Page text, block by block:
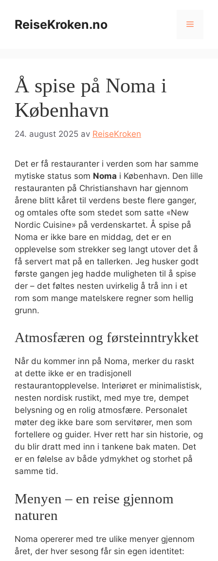
innholdReiseKroken.no Meny
Å spise på Noma i
København
24. august 2025 av ReiseKroken
Det er få restauranter i verden som har samme
mytiske status som Noma i København. Den lille
restauranten på Christianshavn har gjennom
årene blitt kåret til verdens beste flere ganger,
og omtales ofte som stedet som satte «New
Nordic Cuisine» på verdenskartet. Å spise på
Noma er ikke bare en middag, det er en
opplevelse som strekker seg langt utover det å
få servert mat på en tallerken. Jeg husker godt
første gangen jeg hadde muligheten til å spise
der – det føltes nesten uvirkelig å trå inn i et
rom som mange matelskere regner som hellig
grunn.
Atmosfæren og førsteinntrykket
Når du kommer inn på Noma, merker du raskt
at dette ikke er en tradisjonell
restaurantopplevelse. Interiøret er minimalistisk,
nesten nordisk rustikt, med mye tre, dempet
belysning og en rolig atmosfære. Personalet
møter deg ikke bare som servitører, men som
fortellere og guider. Hver rett har sin historie, og
du blir dratt med inn i tankene bak maten. Det
er en følelse av både ydmykhet og storhet på
samme tid.
Menyen – en reise gjennom
naturen
Noma opererer med tre ulike menyer gjennom
året, der hver sesong får sin egen identitet: